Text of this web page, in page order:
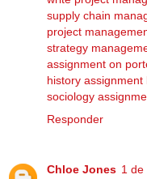
supply chain
project
strategy
assignment on
history assignment
sociology
Responder
Chloe Jones 1 de